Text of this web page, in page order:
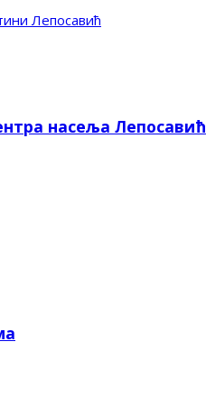
Лепосавић
насеља Лепосавић